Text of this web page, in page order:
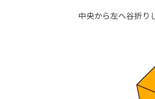
中央から左へ谷折り